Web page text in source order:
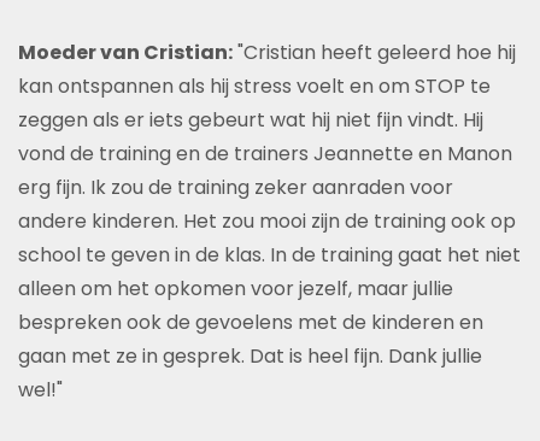
Moeder van Cristian:"Cristian heeft geleerd hoe hij
kan ontspannen als hij stress voelt en om STOP te
zeggen als er iets gebeurt wat hij niet fijn vindt. Hij
vond de training en de trainers Jeannette en Manon
erg fijn. Ik zou de training zeker aanraden voor
andere kinderen. Het zou mooi zijn de training ook op
school te geven in de klas. In de training gaat het niet
alleen om het opkomen voor jezelf, maar jullie
bespreken ook de gevoelens met de kinderen en
gaan met ze in gesprek. Dat is heel fijn. Dank jullie
wel!"